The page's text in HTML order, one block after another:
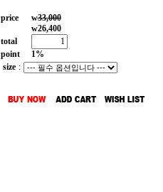
price w33,000
w26,400
total
point
1%
size :